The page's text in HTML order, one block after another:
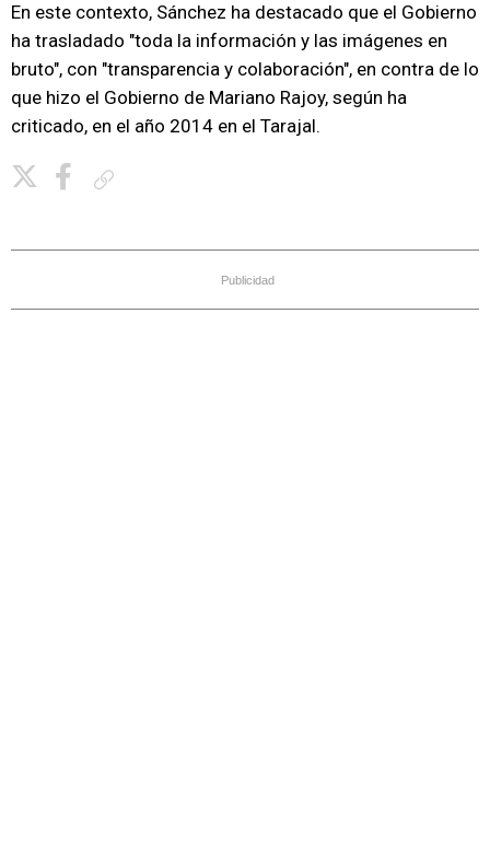
En este contexto, Sánchez ha destacado que el Gobierno
ha trasladado "toda la información y las imágenes en
bruto", con "transparencia y colaboración", en contra de lo
que hizo el Gobierno de Mariano Rajoy, según ha
criticado, en el año 2014 en el Tarajal.
Publicidad